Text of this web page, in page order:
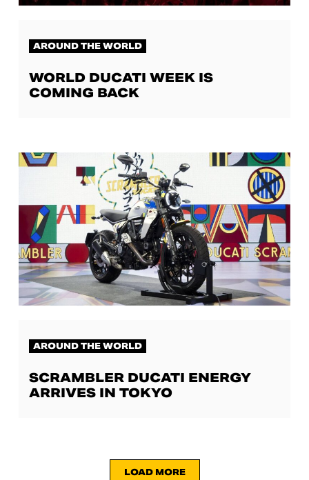
AROUND THE WORLD
WORLD DUCATI WEEK IS
COMING BACK
AROUND THE WORLD
SCRAMBLER DUCATI ENERGY
ARRIVES IN TOKYO
LOAD MORE